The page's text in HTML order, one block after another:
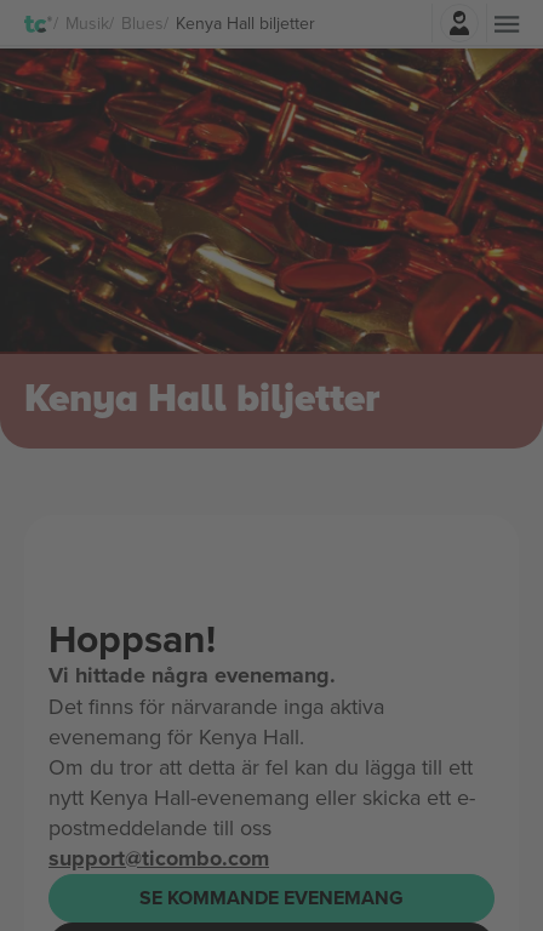
Musik Blues Kenya Hall biljetterLogga in
Kenya Hall biljetter
Hoppsan!
Vi hittade några evenemang.
Det finns för närvarande inga aktiva
evenemang för Kenya Hall.
Om du tror att detta är fel kan du lägga till ett
nytt Kenya Hall-evenemang eller skicka ett e-
postmeddelande till oss
support@ticombo.com
SE KOMMANDE EVENEMANG